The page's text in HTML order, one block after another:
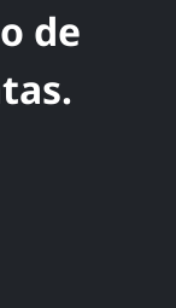
de